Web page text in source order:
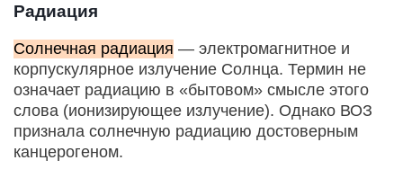
Радиация
Солнечная радиация — электромагнитное и
корпускулярное излучение Солнца. Термин не
означает радиацию в «бытовом» смысле этого
слова (ионизирующее излучение). Однако ВОЗ
признала солнечную радиацию достоверным
канцерогеном.